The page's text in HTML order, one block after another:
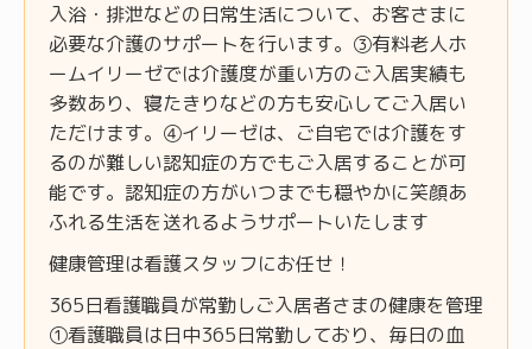
入浴・排泄などの日常生活について、お客さまに
必要な介護のサポートを行います。③有料老人ホ
ームイリーゼでは介護度が重い方のご入居実績も
多数あり、寝たきりなどの方も安心してご入居い
ただけます。④イリーゼは、ご自宅では介護をす
るのが難しい認知症の方でもご入居することが可
能です。認知症の方がいつまでも穏やかに笑顔あ
ふれる生活を送れるようサポートいたします
健康管理は看護スタッフにお任せ！
365日看護職員が常勤しご入居者さまの健康を管理
①看護職員は日中365日常勤しており、毎日の血